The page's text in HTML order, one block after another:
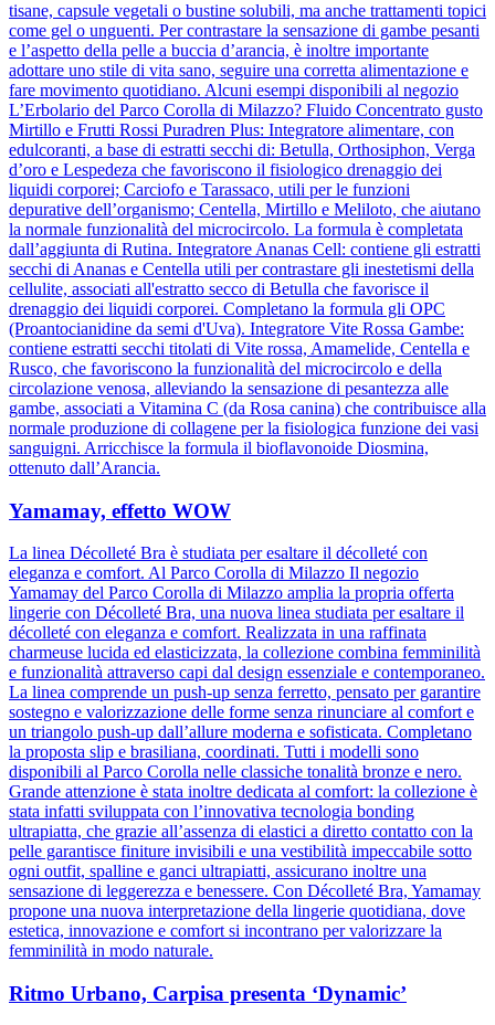
tisane, capsule vegetali o bustine solubili, ma anche trattamenti topici
come gel o unguenti. Per contrastare la sensazione di gambe pesanti
e l’aspetto della pelle a buccia d’arancia, è inoltre importante
adottare uno stile di vita sano, seguire una corretta alimentazione e
fare movimento quotidiano. Alcuni esempi disponibili al negozio
L’Erbolario del Parco Corolla di Milazzo? Fluido Concentrato gusto
Mirtillo e Frutti Rossi Puradren Plus: Integratore alimentare, con
edulcoranti, a base di estratti secchi di: Betulla, Orthosiphon, Verga
d’oro e Lespedeza che favoriscono il fisiologico drenaggio dei
liquidi corporei; Carciofo e Tarassaco, utili per le funzioni
depurative dell’organismo; Centella, Mirtillo e Meliloto, che aiutano
la normale funzionalità del microcircolo. La formula è completata
dall’aggiunta di Rutina. Integratore Ananas Cell: contiene gli estratti
secchi di Ananas e Centella utili per contrastare gli inestetismi della
cellulite, associati all'estratto secco di Betulla che favorisce il
drenaggio dei liquidi corporei. Completano la formula gli OPC
(Proantocianidine da semi d'Uva). Integratore Vite Rossa Gambe:
contiene estratti secchi titolati di Vite rossa, Amamelide, Centella e
Rusco, che favoriscono la funzionalità del microcircolo e della
circolazione venosa, alleviando la sensazione di pesantezza alle
gambe, associati a Vitamina C (da Rosa canina) che contribuisce alla
normale produzione di collagene per la fisiologica funzione dei vasi
sanguigni. Arricchisce la formula il bioflavonoide Diosmina,
ottenuto dall’Arancia.
Yamamay, effetto WOW
La linea Décolleté Bra è studiata per esaltare il décolleté con
eleganza e comfort. Al Parco Corolla di Milazzo Il negozio
Yamamay del Parco Corolla di Milazzo amplia la propria offerta
lingerie con Décolleté Bra, una nuova linea studiata per esaltare il
décolleté con eleganza e comfort. Realizzata in una raffinata
charmeuse lucida ed elasticizzata, la collezione combina femminilità
e funzionalità attraverso capi dal design essenziale e contemporaneo.
La linea comprende un push-up senza ferretto, pensato per garantire
sostegno e valorizzazione delle forme senza rinunciare al comfort e
un triangolo push-up dall’allure moderna e sofisticata. Completano
la proposta slip e brasiliana, coordinati. Tutti i modelli sono
disponibili al Parco Corolla nelle classiche tonalità bronze e nero.
Grande attenzione è stata inoltre dedicata al comfort: la collezione è
stata infatti sviluppata con l’innovativa tecnologia bonding
ultrapiatta, che grazie all’assenza di elastici a diretto contatto con la
pelle garantisce finiture invisibili e una vestibilità impeccabile sotto
ogni outfit, spalline e ganci ultrapiatti, assicurano inoltre una
sensazione di leggerezza e benessere. Con Décolleté Bra, Yamamay
propone una nuova interpretazione della lingerie quotidiana, dove
estetica, innovazione e comfort si incontrano per valorizzare la
femminilità in modo naturale.
Ritmo Urbano, Carpisa presenta ‘Dynamic’